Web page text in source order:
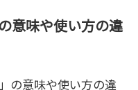
意味や使い方の違
」の意味や使い方の違